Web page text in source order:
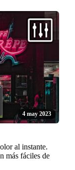
4 may 2023
al instante.
más fáciles de